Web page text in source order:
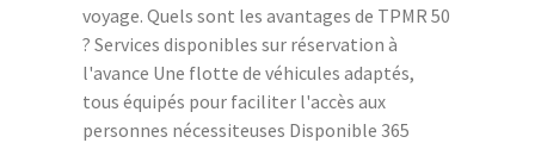
voyage. Quels sont les avantages de TPMR 50
? Services disponibles sur réservation à
l'avance Une flotte de véhicules adaptés,
tous équipés pour faciliter l'accès aux
personnes nécessiteuses Disponible 365